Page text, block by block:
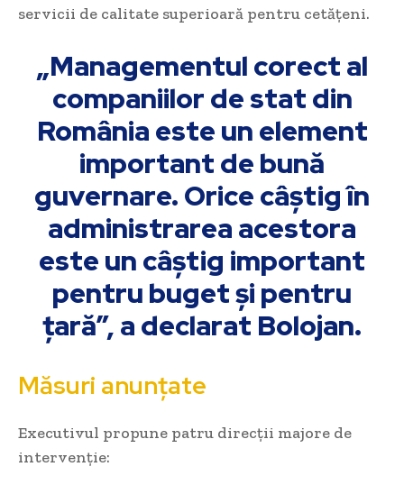
servicii de calitate superioară pentru cetățeni.
„Managementul corect al
companiilor de stat din
România este un element
important de bună
guvernare. Orice câștig în
administrarea acestora
este un câștig important
pentru buget și pentru
țară”, a declarat Bolojan.
Măsuri anunțate
Executivul propune patru direcții majore de
intervenție: